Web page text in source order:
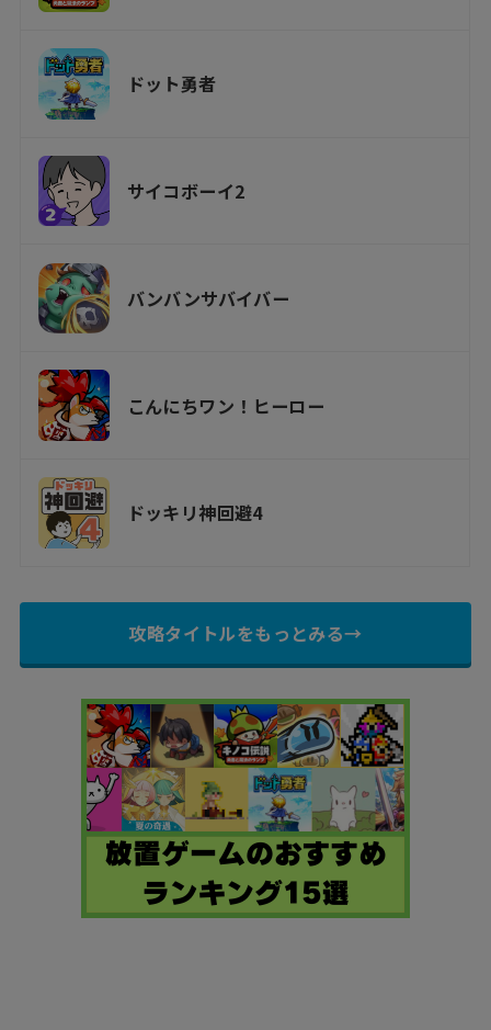
ドット勇者
サイコボーイ2
バンバンサバイバー
こんにちワン！ヒーロー
ドッキリ神回避4
攻略タイトルをもっとみる→